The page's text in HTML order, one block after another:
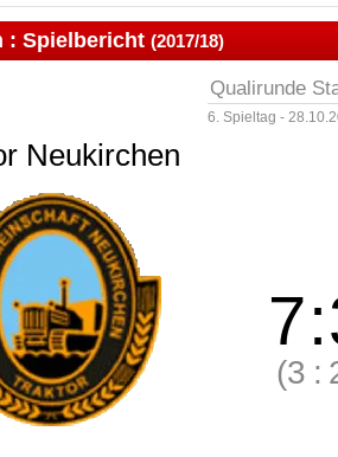
: Spielbericht (2017/18)
Qualirunde
6. Spieltag -
Neukirchen
7:
(3 :